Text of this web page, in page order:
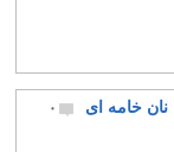
نان خامه ای ۰